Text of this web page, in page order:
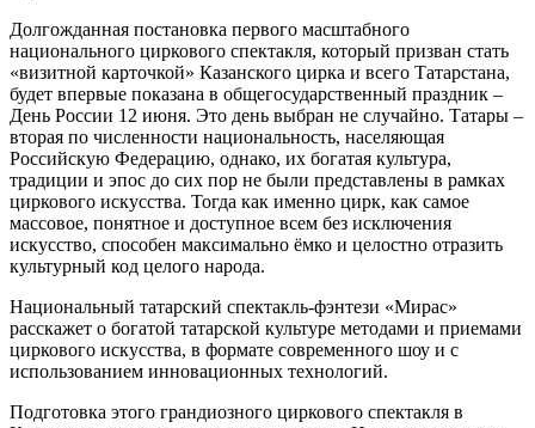
Долгожданная постановка первого масштабного
национального циркового спектакля, который призван стать
«визитной карточкой» Казанского цирка и всего Татарстана,
будет впервые показана в общегосударственный праздник –
День России 12 июня. Это день выбран не случайно. Татары –
вторая по численности национальность, населяющая
Российскую Федерацию, однако, их богатая культура,
традиции и эпос до сих пор не были представлены в рамках
циркового искусства. Тогда как именно цирк, как самое
массовое, понятное и доступное всем без исключения
искусство, способен максимально ёмко и целостно отразить
культурный код целого народа.
Национальный татарский спектакль-фэнтези «Мирас»
расскажет о богатой татарской культуре методами и приемами
циркового искусства, в формате современного шоу и с
использованием инновационных технологий.
Подготовка этого грандиозного циркового спектакля в